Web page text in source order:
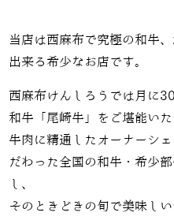
当店は西麻布で究極の和牛
出来る希少なお店です。
西麻布けんしろうでは月に
和牛「尾崎牛」をご堪能いた
牛肉に精通したオーナーシ
だわった全国の和牛・希少
し、
そのときどきの旬で美味し